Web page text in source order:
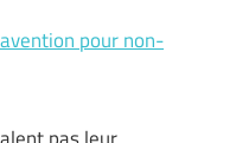
pour non-